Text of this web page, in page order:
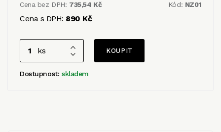
Cena bez DPH: 735,54 Kč
Cena s DPH: 890 Kč
Kód: NZ01
ks
Dostupnost: skladem